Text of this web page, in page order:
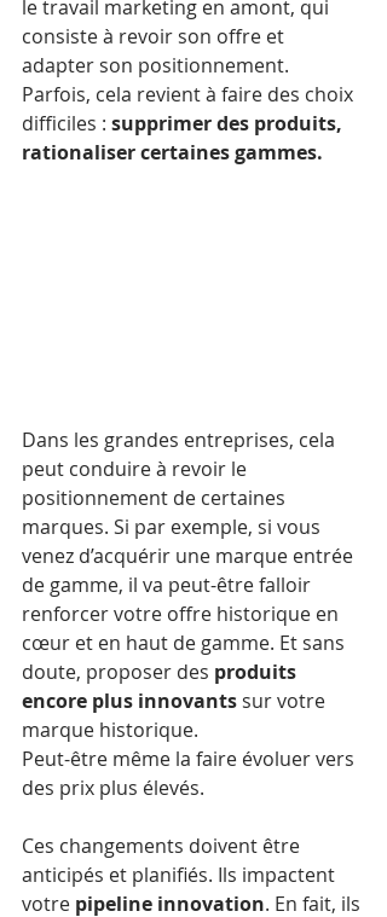
le travail marketing en amont, qui
consiste à revoir son offre et
adapter son positionnement.
Parfois, cela revient à faire des choix
difficiles : supprimer des produits,
rationaliser certaines gammes.
Dans les grandes entreprises, cela
peut conduire à revoir le
positionnement de certaines
marques. Si par exemple, si vous
venez d’acquérir une marque entrée
de gamme, il va peut-être falloir
renforcer votre offre historique en
cœur et en haut de gamme. Et sans
doute, proposer des produits
encore plus innovants sur votre
marque historique.
Peut-être même la faire évoluer vers
des prix plus élevés.
Ces changements doivent être
anticipés et planifiés. Ils impactent
votre pipeline innovation. En fait, ils